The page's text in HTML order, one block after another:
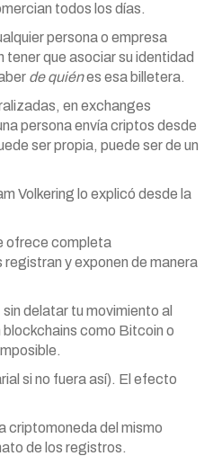
todos los días.
persona o empresa
que asociar su identidad
de quiénes esa billetera.
en exchanges
persona envía criptos desde
ser propia, puede ser de un
Volkering lo explicó desde la
ofrece completa
y exponen de manera
delatar tu movimiento al
como Bitcoin o
si no fuera así). El efecto
criptomoneda del mismo
de los registros.